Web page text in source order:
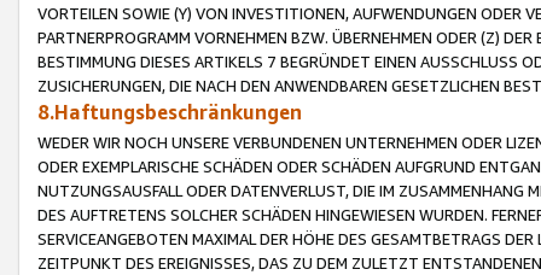
VORTEILEN SOWIE (Y) VON INVESTITIONEN, AUFWENDUNGEN ODER
PARTNERPROGRAMM VORNEHMEN BZW. ÜBERNEHMEN ODER (Z)
BESTIMMUNG DIESES ARTIKELS 7 BEGRÜNDET EINEN AUSSCHLUSS
ZUSICHERUNGEN, DIE NACH DEN ANWENDBAREN GESETZLICHEN
8.Haftungsbeschränkungen
WEDER WIR NOCH UNSERE VERBUNDENEN UNTERNEHMEN ODER
ODER EXEMPLARISCHE SCHÄDEN ODER SCHÄDEN AUFGRUND
NUTZUNGSAUSFALL ODER DATENVERLUST, DIE IM ZUSAMMENHANG
DES AUFTRETENS SOLCHER SCHÄDEN HINGEWIESEN WURDEN.
SERVICEANGEBOTEN MAXIMAL DER HÖHE DES GESAMTBETRAGS
ZEITPUNKT DES EREIGNISSES, DAS ZU DEM ZULETZT